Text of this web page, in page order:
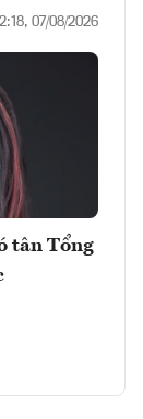
07/08/2026
tân Tổng